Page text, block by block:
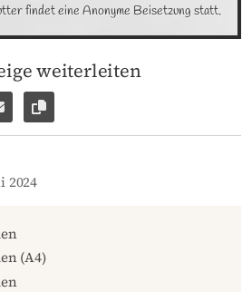
findet eine Anonyme Beisetzung statt.
weiterleiten
weiterleitenMessenger weiterleiten
E-Mail versenden
Link zur Seite kopieren
2024
(A4)